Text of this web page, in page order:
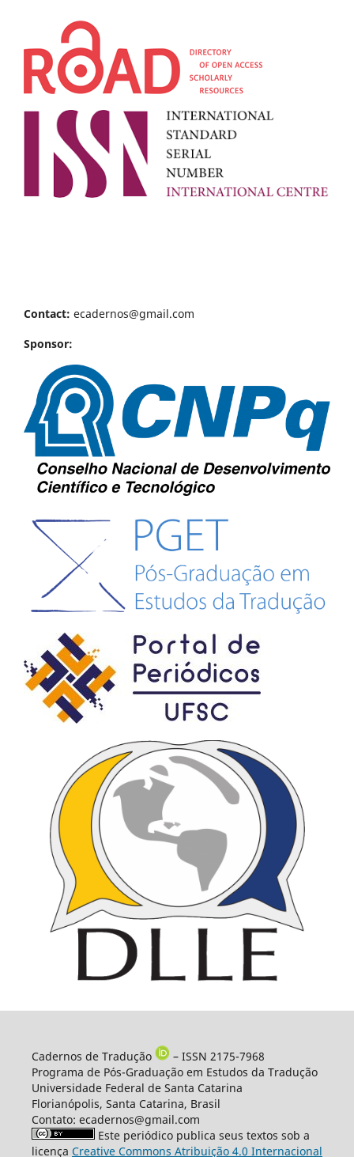
Contact: ecadernos@gmail.com
Sponsor:
Cadernos de Tradução
– ISSN 2175-7968
Programa de Pós-Graduação em Estudos da Tradução
Universidade Federal de Santa Catarina
Florianópolis, Santa Catarina, Brasil
Contato: ecadernos@gmail.com
Este periódico publica seus textos sob a
licença Creative Commons Atribuição 4.0 Internacional